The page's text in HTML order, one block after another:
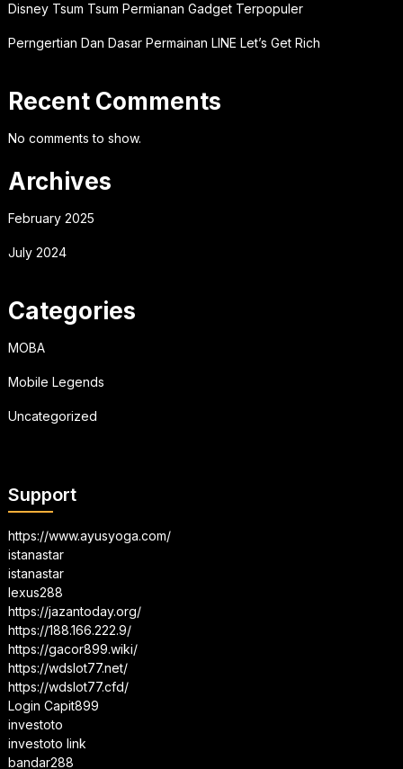
Disney Tsum Tsum Permianan Gadget Terpopuler
Perngertian Dan Dasar Permainan LINE Let’s Get Rich
Recent Comments
No comments to show.
Archives
February 2025
July 2024
Categories
MOBA
Mobile Legends
Uncategorized
Support
https://www.ayusyoga.com/
istanastar
istanastar
lexus288
https://jazantoday.org/
https://188.166.222.9/
https://gacor899.wiki/
https://wdslot77.net/
https://wdslot77.cfd/
Login Capit899
investoto
investoto link
bandar288